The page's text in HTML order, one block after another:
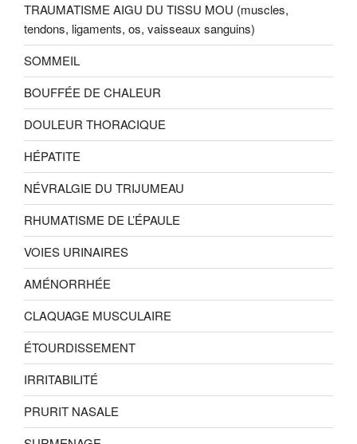
TRAUMATISME AIGU DU TISSU MOU (muscles,
tendons, ligaments, os, vaisseaux sanguins)
SOMMEIL
BOUFFÉE DE CHALEUR
DOULEUR THORACIQUE
HÉPATITE
NÉVRALGIE DU TRIJUMEAU
RHUMATISME DE L’ÉPAULE
VOIES URINAIRES
AMÉNORRHÉE
CLAQUAGE MUSCULAIRE
ÉTOURDISSEMENT
IRRITABILITÉ
PRURIT NASALE